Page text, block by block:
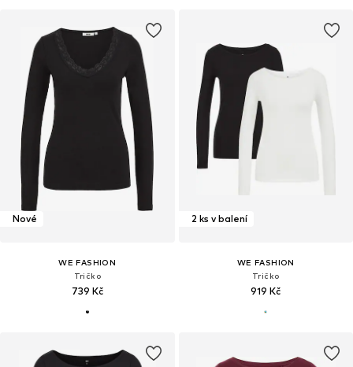
Nové
WE FASHION
Tričko
739 Kč
2 ks v balení
WE FASHION
Tričko
919 Kč